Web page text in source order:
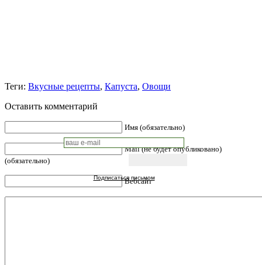
Подписаться письмом
Теги: Вкусные рецепты, Капуста, Овощи
Оставить комментарий
Имя (обязательно)
Mail (не будет опубликовано)
(обязательно)
Вебсайт